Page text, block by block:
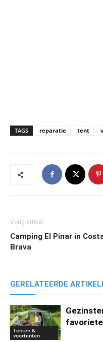
TAGS reparatie tent
Vorig artikel
Camping El Pinar in
Brava
GERELATEERDE
Tenten &
voortenten